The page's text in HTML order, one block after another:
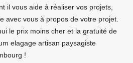
il vous aide à réaliser vos projets,
avec vous à propos de votre projet.
le prix moins cher et la gratuité de
elagage artisan paysagiste
!